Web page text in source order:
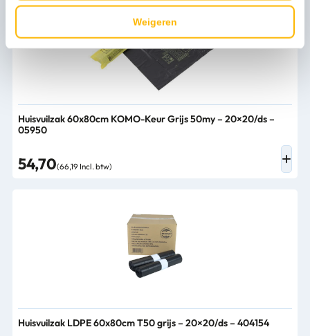
Weigeren
Huisvuilzak 60x80cm KOMO-Keur Grijs 50my – 20×20/ds –
05950
54,70(66,19 Incl. btw)
Huisvuilzak LDPE 60x80cm T50 grijs – 20×20/ds – 404154